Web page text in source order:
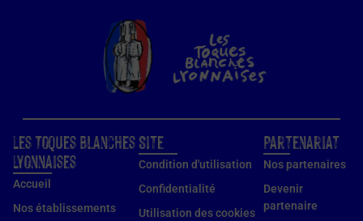
Partenariat
Nos partenaires
Devenir
partenaire
Les Toques Blanches
Lyonnaises
Accueil
Nos établissements
Site
Condition d'utilisation
Confidentialité
Utilisation des cookies